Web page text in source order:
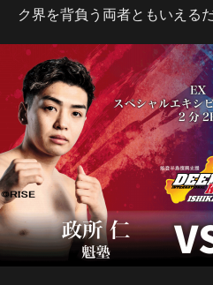
ク界を背負う両者ともいえるだ